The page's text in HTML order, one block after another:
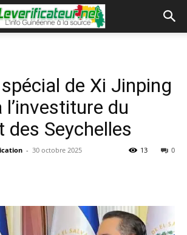
spécial de Xi Jinping
du
des Seychelles
- 30 octobre 2025 0
13